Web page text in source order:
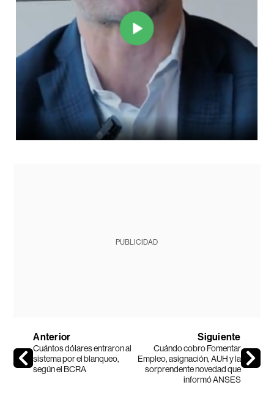
PUBLICIDAD
Anterior
Cuántos dólares entraron al
sistema por el blanqueo,
según el BCRA
Siguiente
Cuándo cobro Fomentar
Empleo, asignación, AUH y la
sorprendente novedad que
informó ANSES